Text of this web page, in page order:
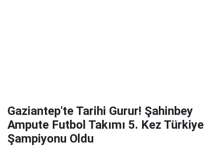
Gaziantep'te Tarihi Gurur! Şahinbey
Ampute Futbol Takımı 5. Kez Türkiye
Şampiyonu Oldu